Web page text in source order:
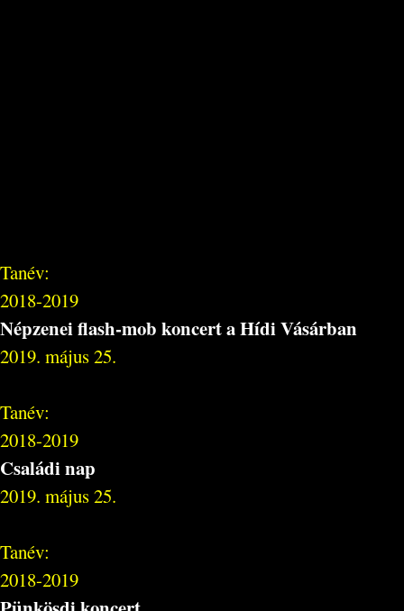
Tanév:
2018-2019
Népzenei flash-mob koncert a Hídi Vásárban
2019. május 25.
Tanév:
2018-2019
Családi nap
2019. május 25.
Tanév:
2018-2019